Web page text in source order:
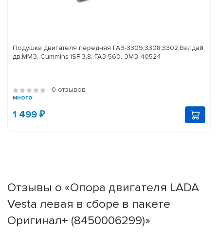
Подушка двигателя передняя ГАЗ-3309,3308,3302,Валдай,
дв.ММЗ, Cummins ISF-3,8, ГАЗ-560, ЗМЗ-40524
0 отзывов
много
1 499 ₽
Отзывы о «Опора двигателя LADA
Vesta левая в сборе в пакете
Оригинал+ (8450006299)»